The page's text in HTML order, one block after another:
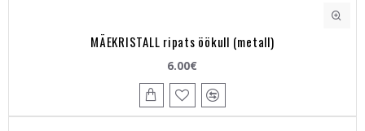
MÄEKRISTALL ripats öökull (metall)
6.00€